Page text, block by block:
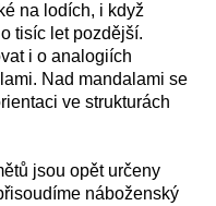
na lodích, i když
tisíc let pozdější.
i o analogiích
Nad mandalami se
ve strukturách
jsou opět určeny
náboženský